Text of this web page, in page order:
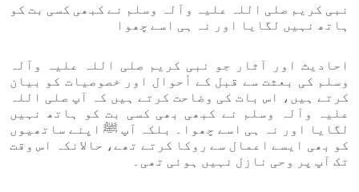
نبی کریم صلی اللہ علیہ وآلہ وسلم نے کبھی کسی بت کو
ہاتھ نہیں لگایا اور نہ ہی اسے چھوا
احادیث اور آثار جو نبی کریم صلی اللہ علیہ وآلہ
وسلم کی بعثت سے قبل کے أحوال اور خصوصیات کو بیان
کرتے ہیں، اس بات کی وضاحت کرتے ہیں کہ آپ صلی اللہ
علیہ وآلہ وسلم نے کبھی بھی کسی بت کو ہاتھ نہیں
لگایا اور نہ ہی اسے چھوا۔ بلکہ آپ ﷺ اپنے ساتھیوں
کو بھی ایسے اعمال سے روکا کرتے تھے، حالانکہ اس وقت
تک آپ پر وحی نازل نہیں ہوئی تھی۔